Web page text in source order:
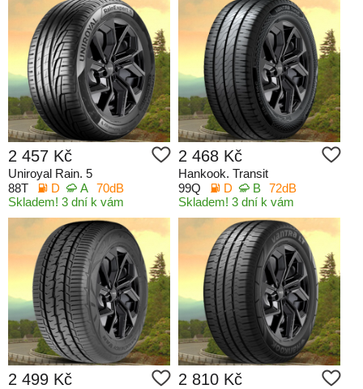
2 457 Kč
Uniroyal Rain. 5
88T
D A 70dB
Skladem! 3 dní k vám
2 468 Kč
Hankook. Transit
99Q
D B 72dB
Skladem! 3 dní k vám
2 499 Kč 2 810 Kč